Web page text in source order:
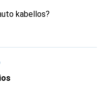
kabellos?